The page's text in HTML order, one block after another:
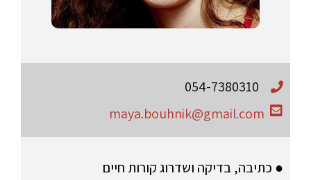
054-7380310
maya.bouhnik@gmail.com
● כתיבה, בדיקה ושדרוג קורות חיים